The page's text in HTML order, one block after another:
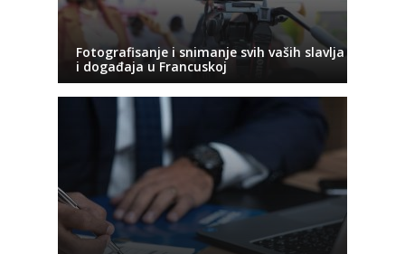
Fotografisanje i snimanje svih vaših slavlja
i događaja u Francuskoj